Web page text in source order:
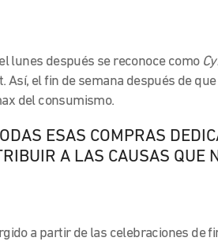
lunes después se reconoce como
Así, el fin de semana después de
del consumismo.
ESAS COMPRAS
A LAS CAUSAS QUE
a partir de las celebraciones de